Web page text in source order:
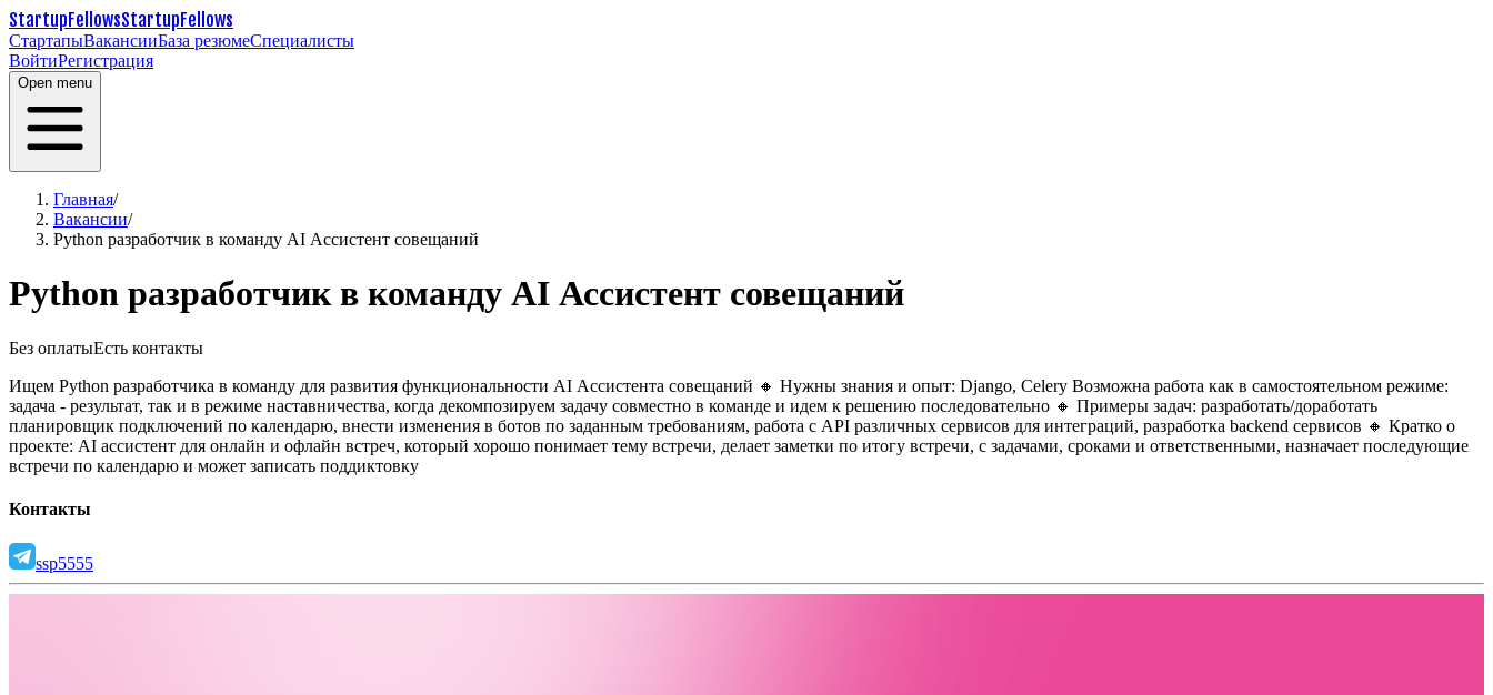
StartupFellowsStartupFellows
СтартапыВакансииБаза резюмеСпециалисты
ВойтиРегистрация
Open menu
Главная/
Вакансии/
Python разработчик в команду AI Ассистент совещаний
Python разработчик в команду AI Ассистент совещаний
Без оплатыЕсть контакты
Ищем Python разработчика в команду для развития функциональности AI Ассистента совещаний 🔸 Нужны знания и опыт: Django, Сelery Возможна работа как в самостоятельном режиме:
задача - результат, так и в режиме наставничества, когда декомпозируем задачу совместно в команде и идем к решению последовательно 🔸 Примеры задач: разработать/доработать
планировщик подключений по календарю, внести изменения в ботов по заданным требованиям, работа с API различных сервисов для интеграций, разработка backend сервисов 🔸 Кратко о
проекте: AI ассистент для онлайн и офлайн встреч, который хорошо понимает тему встречи, делает заметки по итогу встречи, с задачами, сроками и ответственными, назначает последующие
встречи по календарю и может записать поддиктовку
Контакты
ssp5555